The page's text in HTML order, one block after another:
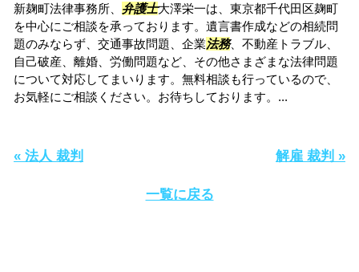
新麹町法律事務所、 弁護士大澤栄一は、東京都千代田区麹町
を中心にご相談を承っております。遺言書作成などの相続問
題のみならず、交通事故問題、企業法務、不動産トラブル、
自己破産、離婚、労働問題など、その他さまざまな法律問題
について対応してまいります。無料相談も行っているので、
お気軽にご相談ください。お待ちしております。...
« 法人 裁判 解雇 裁判 »
一覧に戻る